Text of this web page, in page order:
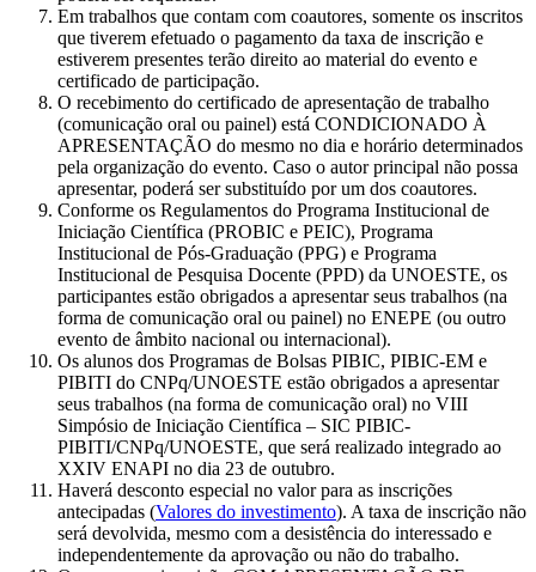
Em trabalhos que contam com coautores, somente os inscritos
que tiverem efetuado o pagamento da taxa de inscrição e
estiverem presentes terão direito ao material do evento e
certificado de participação.
O recebimento do certificado de apresentação de trabalho
(comunicação oral ou painel) está CONDICIONADO À
APRESENTAÇÃO do mesmo no dia e horário determinados
pela organização do evento. Caso o autor principal não possa
apresentar, poderá ser substituído por um dos coautores.
Conforme os Regulamentos do Programa Institucional de
Iniciação Científica (PROBIC e PEIC), Programa
Institucional de Pós-Graduação (PPG) e Programa
Institucional de Pesquisa Docente (PPD) da UNOESTE, os
participantes estão obrigados a apresentar seus trabalhos (na
forma de comunicação oral ou painel) no ENEPE (ou outro
evento de âmbito nacional ou internacional).
Os alunos dos Programas de Bolsas PIBIC, PIBIC-EM e
PIBITI do CNPq/UNOESTE estão obrigados a apresentar
seus trabalhos (na forma de comunicação oral) no VIII
Simpósio de Iniciação Científica – SIC PIBIC-
PIBITI/CNPq/UNOESTE, que será realizado integrado ao
XXIV ENAPI no dia 23 de outubro.
Haverá desconto especial no valor para as inscrições
antecipadas (Valores do investimento). A taxa de inscrição não
será devolvida, mesmo com a desistência do interessado e
independentemente da aprovação ou não do trabalho.